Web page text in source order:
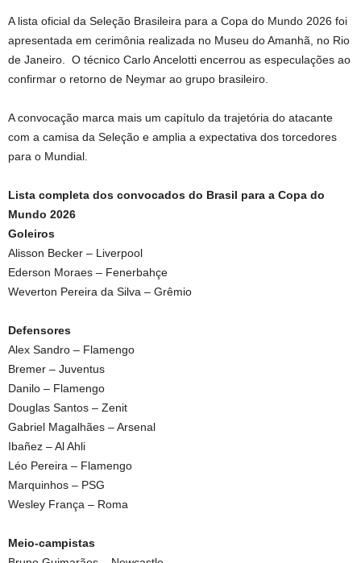
A lista oficial da Seleção Brasileira para a Copa do Mundo 2026 foi
apresentada em cerimônia realizada no Museu do Amanhã, no Rio
de Janeiro. O técnico Carlo Ancelotti encerrou as especulações ao
confirmar o retorno de Neymar ao grupo brasileiro.
A convocação marca mais um capítulo da trajetória do atacante
com a camisa da Seleção e amplia a expectativa dos torcedores
para o Mundial.
Lista completa dos convocados do Brasil para a Copa do
Mundo 2026
Goleiros
Alisson Becker – Liverpool
Ederson Moraes – Fenerbahçe
Weverton Pereira da Silva – Grêmio
Defensores
Alex Sandro – Flamengo
Bremer – Juventus
Danilo – Flamengo
Douglas Santos – Zenit
Gabriel Magalhães – Arsenal
Ibañez – Al Ahli
Léo Pereira – Flamengo
Marquinhos – PSG
Wesley França – Roma
Meio-campistas